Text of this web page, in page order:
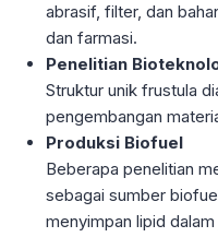
abrasif, filter, dan
dan farmasi.
Penelitian
Struktur unik frustula
pengembangan
Produksi Biofuel
Beberapa penelitian
sebagai sumber
menyimpan lipid